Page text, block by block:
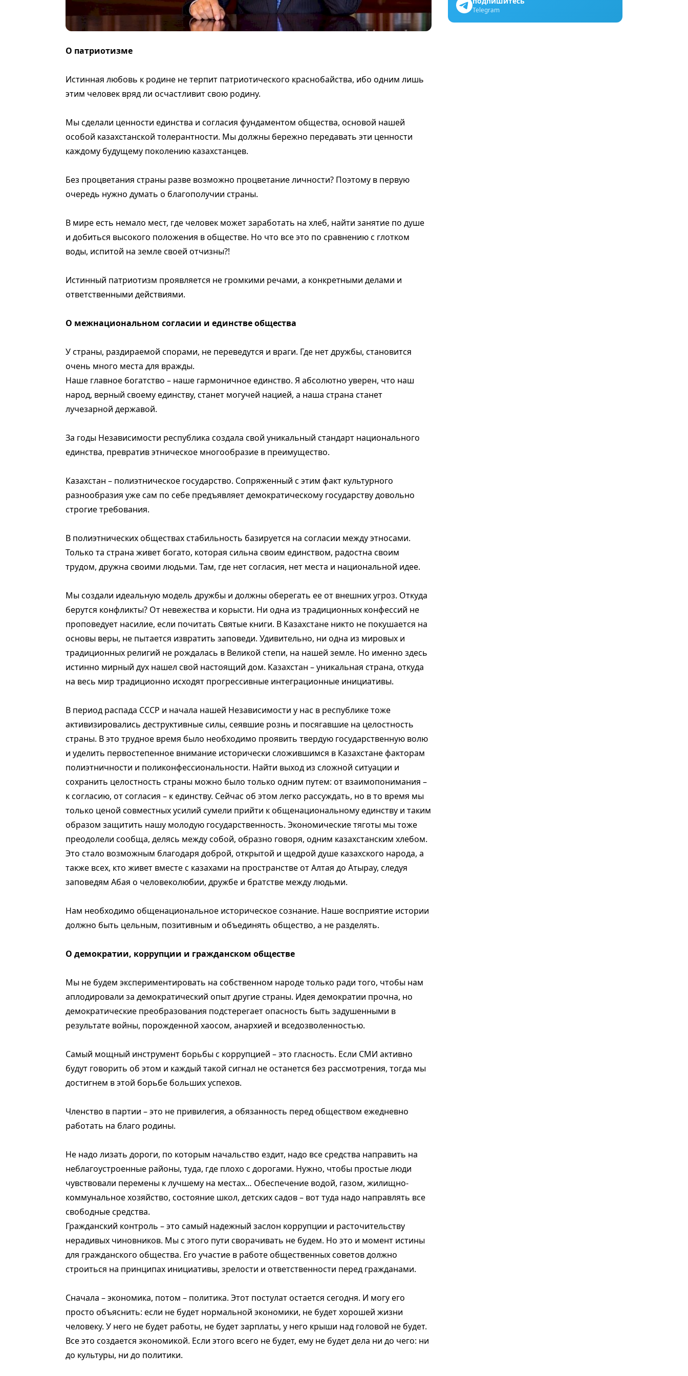
О патриотизме
Истинная любовь к родине не терпит патриотического краснобайства, ибо одним лишь
этим человек вряд ли осчастливит свою родину.
Мы сделали ценности единства и согласия фундаментом общества, основой нашей
особой казахстанской толерантности. Мы должны бережно передавать эти ценности
каждому будущему поколению казахстанцев.
Без процветания страны разве возможно процветание личности? Поэтому в первую
очередь нужно думать о благополучии страны.
В мире есть немало мест, где человек может заработать на хлеб, найти занятие по душе
и добиться высокого положения в обществе. Но что все это по сравнению с глотком
воды, испитой на земле своей отчизны?!
Истинный патриотизм проявляется не громкими речами, а конкретными делами и
ответственными действиями.
О межнациональном согласии и единстве общества
У страны, раздираемой спорами, не переведутся и враги. Где нет дружбы, становится
очень много места для вражды.
Наше главное богатство – наше гармоничное единство. Я абсолютно уверен, что наш
народ, верный своему единству, станет могучей нацией, а наша страна станет
лучезарной державой.
За годы Независимости республика создала свой уникальный стандарт национального
единства, превратив этническое многообразие в преимущество.
Казахстан – полиэтническое государство. Сопряженный с этим факт культурного
разнообразия уже сам по себе предъявляет демократическому государству довольно
строгие требования.
В полиэтнических обществах стабильность базируется на согласии между этносами.
Только та страна живет богато, которая сильна своим единством, радостна своим
трудом, дружна своими людьми. Там, где нет согласия, нет места и национальной идее.
Мы создали идеальную модель дружбы и должны оберегать ее от внешних угроз. Откуда
берутся конфликты? От невежества и корысти. Ни одна из традиционных конфессий не
проповедует насилие, если почитать Святые книги. В Казахстане никто не покушается на
основы веры, не пытается извратить заповеди. Удивительно, ни одна из мировых и
традиционных религий не рождалась в Великой степи, на нашей земле. Но именно здесь
истинно мирный дух нашел свой настоящий дом. Казахстан – уникальная страна, откуда
на весь мир традиционно исходят прогрессивные интеграционные инициативы.
В период распада СССР и начала нашей Независимости у нас в республике тоже
активизировались деструктивные силы, сеявшие рознь и посягавшие на целостность
страны. В это трудное время было необходимо проявить твердую государственную волю
и уделить первостепенное внимание исторически сложившимся в Казахстане факторам
полиэтничности и поликонфессиональности. Найти выход из сложной ситуации и
сохранить целостность страны можно было только одним путем: от взаимопонимания –
к согласию, от согласия – к единству. Сейчас об этом легко рассуждать, но в то время мы
только ценой совместных усилий сумели прийти к общенациональному единству и таким
образом защитить нашу молодую государственность. Экономические тяготы мы тоже
преодолели сообща, делясь между собой, образно говоря, одним казахстанским хлебом.
Это стало возможным благодаря доброй, открытой и щедрой душе казахского народа, а
также всех, кто живет вместе с казахами на пространстве от Алтая до Атырау, следуя
заповедям Абая о человеколюбии, дружбе и братстве между людьми.
Нам необходимо общенациональное историческое сознание. Наше восприятие истории
должно быть цельным, позитивным и объединять общество, а не разделять.
О демократии, коррупции и гражданском обществе
Мы не будем экспериментировать на собственном народе только ради того, чтобы нам
аплодировали за демократический опыт другие страны. Идея демократии прочна, но
демократические преобразования подстерегает опасность быть задушенными в
результате войны, порожденной хаосом, анархией и вседозволенностью.
Самый мощный инструмент борьбы с коррупцией – это гласность. Если СМИ активно
будут говорить об этом и каждый такой сигнал не останется без рассмотрения, тогда мы
достигнем в этой борьбе больших успехов.
Членство в партии – это не привилегия, а обязанность перед обществом ежедневно
работать на благо родины.
Не надо лизать дороги, по которым начальство ездит, надо все средства направить на
неблагоустроенные районы, туда, где плохо с дорогами. Нужно, чтобы простые люди
чувствовали перемены к лучшему на местах… Обеспечение водой, газом, жилищно-
коммунальное хозяйство, состояние школ, детских садов – вот туда надо направлять все
свободные средства.
Гражданский контроль – это самый надежный заслон коррупции и расточительству
нерадивых чиновников. Мы с этого пути сворачивать не будем. Но это и момент истины
для гражданского общества. Его участие в работе общественных советов должно
строиться на принципах инициативы, зрелости и ответственности перед гражданами.
Сначала – экономика, потом – политика. Этот постулат остается сегодня. И могу его
просто объяснить: если не будет нормальной экономики, не будет хорошей жизни
человеку. У него не будет работы, не будет зарплаты, у него крыши над головой не будет.
Все это создается экономикой. Если этого всего не будет, ему не будет дела ни до чего: ни
до культуры, ни до политики.
Telegram